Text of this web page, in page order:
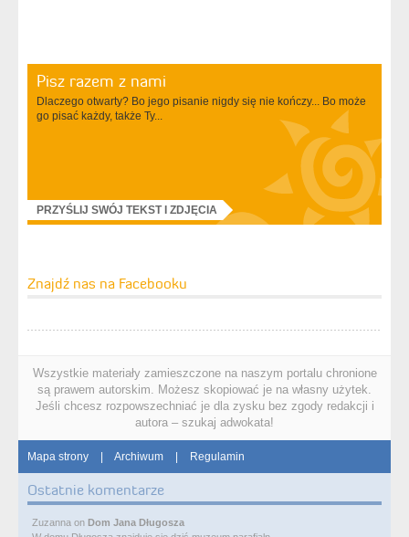
Pisz razem z nami
Dlaczego otwarty? Bo jego pisanie nigdy się nie kończy... Bo może
go pisać każdy, także Ty...
PRZYŚLIJ SWÓJ TEKST I ZDJĘCIA
Znajdź nas na Facebooku
Wszystkie materiały zamieszczone na naszym portalu chronione
są prawem autorskim. Możesz skopiować je na własny użytek.
Jeśli chcesz rozpowszechniać je dla zysku bez zgody redakcji i
autora – szukaj adwokata!
Mapa strony | Archiwum | Regulamin
Ostatnie komentarze
Zuzanna on Dom Jana Długosza